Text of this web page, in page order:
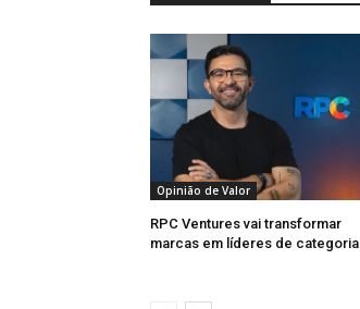
Opinião de Valor
RPC Ventures vai transformar
marcas em líderes de categoria